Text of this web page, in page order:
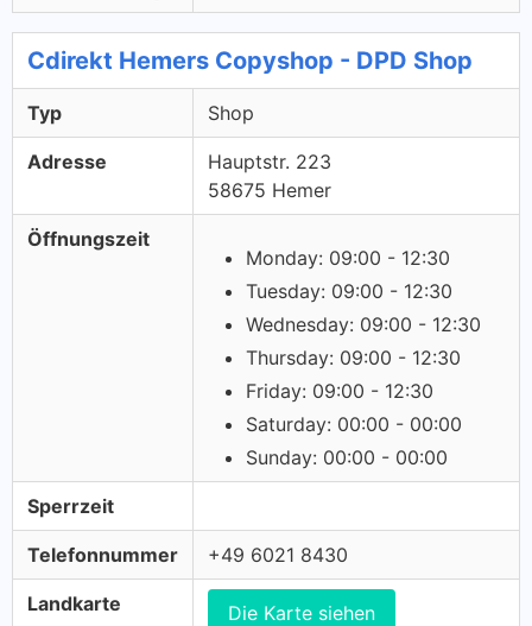
Cdirekt Hemers Copyshop - DPD Shop
Typ Shop
Adresse
Hauptstr. 223
58675 Hemer
Öffnungszeit
Monday: 09:00 - 12:30
Tuesday: 09:00 - 12:30
Wednesday: 09:00 - 12:30
Thursday: 09:00 - 12:30
Friday: 09:00 - 12:30
Saturday: 00:00 - 00:00
Sunday: 00:00 - 00:00
Sperrzeit
Telefonnummer +49 6021 8430
Landkarte Die Karte siehen